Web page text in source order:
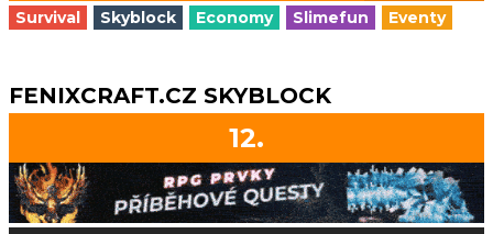
Survival Skyblock Economy Slimefun Eventy
FENIXCRAFT.CZ SKYBLOCK
12.